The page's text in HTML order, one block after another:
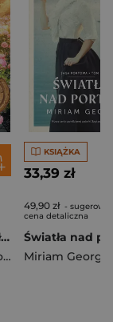
Ogród ukrytych słów
Agnieszka Stec-Kotasińska
KSIĄŻKA
33,39 zł
49,90 zł -
cena detaliczna
Miriam Georg